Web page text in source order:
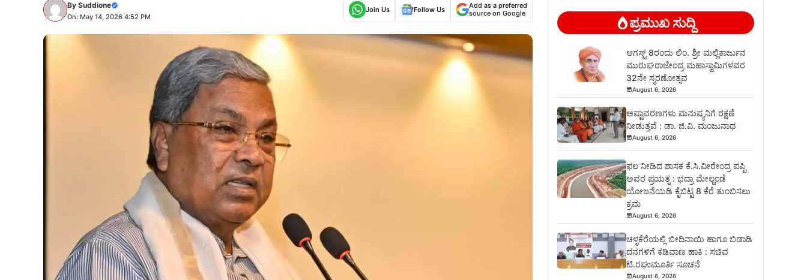
By Suddione
On: May 14, 2026 4:52 PM
Join Us Follow Us
Add as a preferred
source on Google
ಪ್ರಮುಖ ಸುದ್ದಿ
ಆಗಸ್ಟ್ 8ರಂದು ಲಿಂ. ಶ್ರೀ ಮಲ್ಲಿಕಾರ್ಜುನ
ಮುರುಘರಾಜೇಂದ್ರ ಮಹಾಸ್ವಾಮಿಗಳವರ
32ನೇ ಸ್ಮರಣೋತ್ಸವ
August 6, 2026
ಅಷ್ಟಾವರಣಗಳು ಮನುಷ್ಯನಿಗೆ ರಕ್ಷಣೆ
ನೀಡುತ್ತವೆ : ಡಾ. ಜಿ.ವಿ. ಮಂಜುನಾಥ
August 6, 2026
ಫಲ ನೀಡಿದ ಶಾಸಕ ಕೆ.ಸಿ.ವೀರೇಂದ್ರ ಪಪ್ಪಿ
ಅವರ ಪ್ರಯತ್ನ : ಭದ್ರಾ ಮೇಲ್ದಂಡೆ
ಯೋಜನೆಯಡಿ ಕೈಬಿಟ್ಟ 8 ಕೆರೆ ತುಂಬಿಸಲು
ಕ್ರಮ
August 6, 2026
ಚಳ್ಳಕೆರೆಯಲ್ಲಿ ಬೀದಿನಾಯಿ ಹಾಗೂ ಬಿಡಾಡಿ
ದನಗಳಿಗೆ ಕಡಿವಾಣ ಹಾಕಿ : ಸಚಿವ
ಟಿ.ರಘುಮೂರ್ತಿ ಸೂಚನೆ
August 6, 2026